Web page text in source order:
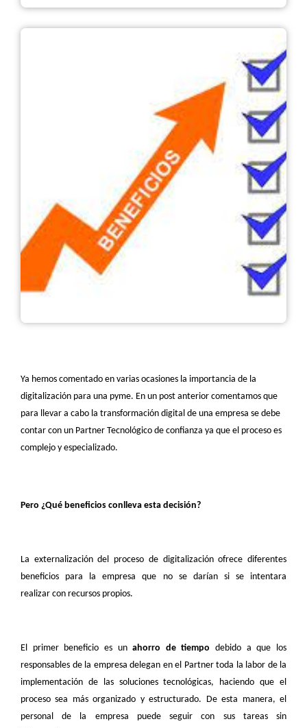
Ya hemos comentado en varias ocasiones la importancia de la
digitalización para una pyme. En un post anterior comentamos que
para llevar a cabo la transformación digital de una empresa se debe
contar con un Partner Tecnológico de confianza ya que el proceso es
complejo y especializado.
Pero ¿Qué beneficios conlleva esta decisión?
La externalización del proceso de digitalización ofrece diferentes
beneficios para la empresa que no se darían si se intentara
realizar con recursos propios.
El primer beneficio es unahorro de tiempo debido a que los
responsables de la empresa delegan en el Partner toda la labor de la
implementación de las soluciones tecnológicas, haciendo que el
proceso sea más organizado y estructurado. De esta manera, el
personal de la empresa puede seguir con sus tareas sin